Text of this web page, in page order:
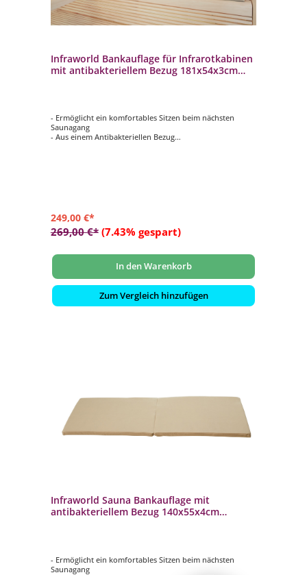
Infraworld Bankauflage für Infrarotkabinen
mit antibakteriellem Bezug 181x54x3cm
- Ermöglicht ein komfortables Sitzen beim nächsten
Saunagang
- Aus einem Antibakteriellen Bezug
249,00 €*
269,00 €* (7.43% gespart)
In den Warenkorb
Zum Vergleich hinzufügen
Infraworld Sauna Bankauflage mit
antibakteriellem Bezug 140x55x4cm
- Ermöglicht ein komfortables Sitzen beim nächsten
Saunagang